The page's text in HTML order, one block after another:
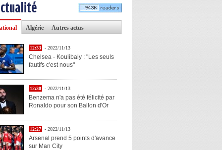
Algérie Autres actus
12:33 - 2022/11/13
Chelsea - Koulibaly : "Les seuls
fautifs c'est nous"
12:30 - 2022/11/13
Benzema n'a pas été félicité par
Ronaldo pour son Ballon d'Or
12:27 - 2022/11/13
Arsenal prend 5 points d'avance
sur Man City